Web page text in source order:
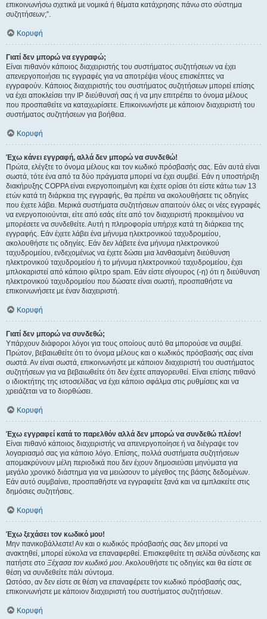
επικοινωνήσω σχετικά με νομικά ή θέματα κατάχρησης πάνω στο σύστημα
συζητήσεων;”.
Κορυφή
Γιατί δεν μπορώ να εγγραφώ;
Είναι πιθανόν κάποιος διαχειριστής του συστήματος συζητήσεων να έχει
απενεργοποιήσει τις εγγραφές για να αποτρέψει νέους επισκέπτες να
εγγραφούν. Κάποιος διαχειριστής του συστήματος συζητήσεων μπορεί επίσης
να έχει αποκλείσει την IP διεύθυνσή σας ή να μην επιτρέπει το όνομα μέλους
που προσπαθείτε να καταχωρίσετε. Επικοινωνήστε με κάποιον διαχειριστή του
συστήματος συζητήσεων για βοήθεια.
Κορυφή
Έχω κάνει εγγραφή, αλλά δεν μπορώ να συνδεθώ!
Πρώτα, ελέγξτε το όνομα μέλους και τον κωδικό πρόσβασής σας. Εάν αυτά είναι
σωστά, τότε ένα από τα δύο πράγματα μπορεί να έχει συμβεί. Εάν η υποστήριξη
διακήρυξης COPPA είναι ενεργοποιημένη και έχετε ορίσει ότι είστε κάτω των 13
ετών κατά τη διάρκεια της εγγραφής, θα πρέπει να ακολουθήσετε τις οδηγίες
που έχετε λάβει. Μερικά συστήματα συζητήσεων απαιτούν όλες οι νέες εγγραφές
να ενεργοποιούνται, είτε από εσάς είτε από τον διαχειριστή προκειμένου να
μπορέσετε να συνδεθείτε. Αυτή η πληροφορία υπήρχε κατά τη διάρκεια της
εγγραφής. Εάν έχετε λάβει ένα μήνυμα ηλεκτρονικού ταχυδρομείου,
ακολουθήστε τις οδηγίες. Εάν δεν λάβετε ένα μήνυμα ηλεκτρονικού
ταχυδρομείου, ενδεχομένως να έχετε δώσει μια λανθασμένη διεύθυνση
ηλεκτρονικού ταχυδρομείου ή το μήνυμα ηλεκτρονικού ταχυδρομείου, έχει
μπλοκαριστεί από κάποιο φίλτρο spam. Εάν είστε σίγουρος (-η) ότι η διεύθυνση
ηλεκτρονικού ταχυδρομείου που δώσατε είναι σωστή, προσπαθήστε να
επικοινωνήσετε με έναν διαχειριστή.
Κορυφή
Γιατί δεν μπορώ να συνδεθώ;
Υπάρχουν διάφοροι λόγοι για τους οποίους αυτό θα μπορούσε να συμβεί.
Πρώτον, βεβαιωθείτε ότι το όνομα μέλους και ο κωδικός πρόσβασής σας είναι
σωστά. Αν είναι σωστά, επικοινωνήστε με κάποιον διαχειριστή του συστήματος
συζητήσεων για να βεβαιωθείτε ότι δεν έχετε απαγορευθεί. Είναι επίσης πιθανό
ο ιδιοκτήτης της ιστοσελίδας να έχει κάποιο σφάλμα στις ρυθμίσεις και να
χρειάζεται να το διορθώσει.
Κορυφή
Έχω εγγραφεί κατά το παρελθόν αλλά δεν μπορώ να συνδεθώ πλέον!
Είναι πιθανό κάποιος διαχειριστής να απενεργοποίησε ή να διέγραψε τον
λογαριασμό σας για κάποιο λόγο. Επίσης, πολλά συστήματα συζητήσεων
απομακρύνουν μέλη περιοδικά που δεν έχουν δημοσιεύσει μηνύματα για
μεγάλο χρονικό διάστημα για να μειώσουν το μέγεθος της βάσης δεδομένων.
Εάν αυτό συμβαίνει, προσπαθήστε να εγγραφείτε ξανά και να εμπλακείτε στις
δημόσιες συζητήσεις.
Κορυφή
Έχω ξεχάσει τον κωδικό μου!
Μην πανικοβάλλεστε! Αν και ο κωδικός πρόσβασής σας δεν μπορεί να
ανακτηθεί, μπορεί εύκολα να επαναφερθεί. Επισκεφθείτε τη σελίδα σύνδεσης και
πατήστε στο Ξέχασα τον κωδικό μου. Ακολουθήστε τις οδηγίες και θα είστε σε
θέση να συνδεθείτε πάλι σύντομα.
Ωστόσο, αν δεν είστε σε θέση να επαναφέρετε τον κωδικό πρόσβασής σας,
επικοινωνήστε με κάποιον διαχειριστή του συστήματος συζητήσεων.
Κορυφή